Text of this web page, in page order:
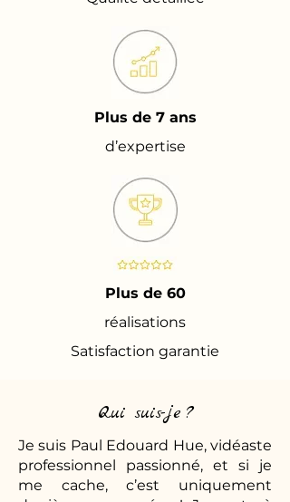
Plus de 7 ans
d’expertise
Plus de 60
réalisations
Satisfaction garantie
Qui suis-je ?
Je suis Paul Edouard Hue, vidéaste
professionnel passionné, et si je
me cache, c’est uniquement